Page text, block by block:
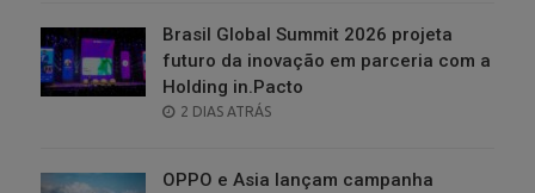
Brasil Global Summit 2026 projeta
futuro da inovação em parceria com a
Holding in.Pacto
POSTED
2 DIAS ATRÁS
OPPO e Asia lançam campanha